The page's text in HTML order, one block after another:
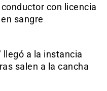
con licencia
sangre
a la instancia
salen a la cancha